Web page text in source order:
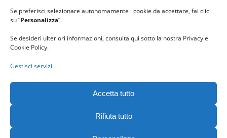
Se preferisci selezionare autonomamente i cookie da accettare, fai clic
su “Personalizza”.
Se desideri ulteriori informazioni, consulta qui sotto la nostra Privacy e
Cookie Policy.
Gestisci servizi
Accetta tutto
Rifiuta tutto